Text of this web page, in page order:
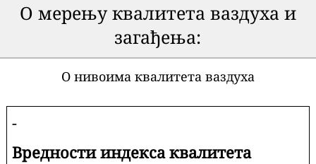
О мерењу квалитета ваздуха и
загађења:
О нивоима квалитета ваздуха
-
Вредности индекса квалитета